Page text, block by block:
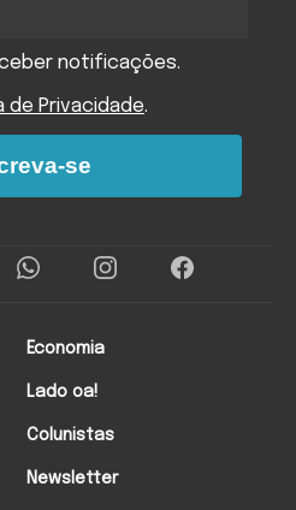
Economia
Lado oa!
Colunistas
Newsletter
notificações.
de Privacidade.
se